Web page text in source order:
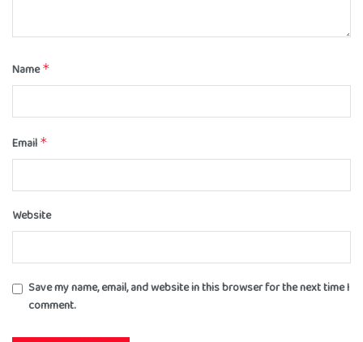
Name*
Email *
Website
Save my name, email, and website in this browser for the next time I
comment.